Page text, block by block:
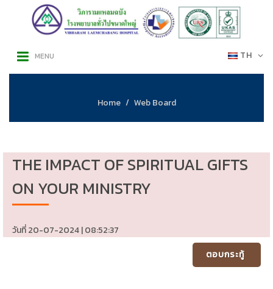
TH
MENU
Home Web Board
THE IMPACT OF SPIRITUAL GIFTS
ON YOUR MINISTRY
วันที่ 20-07-2024 | 08:52:37
ตอบกระทู้